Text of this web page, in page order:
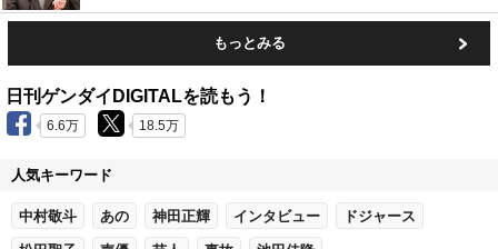
もっとみる
日刊ゲンダイDIGITALを読もう！
6.6万 18.5万
人気キーワード
中村敬斗 あの 神田正輝 インタビュー ドジャース